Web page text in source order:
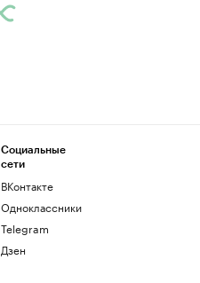
Социальные
сети
ВКонтакте
Одноклассники
Telegram
Дзен